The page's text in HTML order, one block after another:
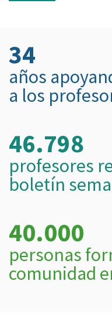
34
años
a los
46.798
profesores
boletín
40.000
personas
comunidad